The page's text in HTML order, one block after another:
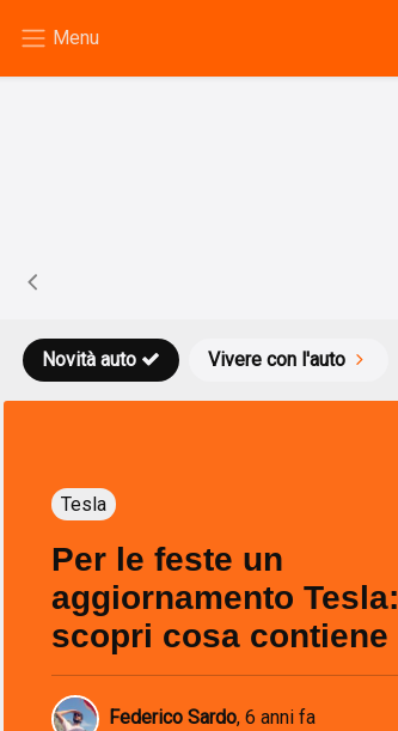
Novità auto Vivere con l'auto
Tesla
Per le feste un
aggiornamento Tesla:
scopri cosa contiene
Federico Sardo, 6 anni fa